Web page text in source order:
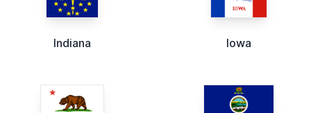
Indiana Iowa